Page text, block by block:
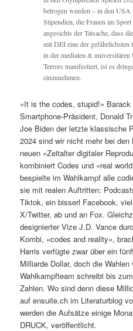
betrogen wurden – in den USA
Stipendien, die Frauen im Sport
angesichts der Tatsache, dass
mit DEI eine der gefährlichsten
in der medialen & universitären
Terrors manifestiert, ist es
einzunehmen.
«It is the codes, stupid!»
Smartphone-Präsident, Donald
Joe Biden der letzte klassische
2024 sind wir nicht mehr bei
neuen «Zeitalter digitaler
kombiniert Codes und «real
bespielte im Wahlkampf alle
sie mit realen Auftritten:
Tiktok, ein bisserl Facebook,
X/Twitter, ab und an Fox.
designierter Vize J.D. Vance
Kombi, «codes and reality»,
Harris verfügte zwar über ein
Milliarde Dollar, doch die
Wahlkampfteam schreibt bis
Zahlen. Wo sind denn diese
auf ensuite.ch im Literaturblog
werden die Aufsätze einige
DRUCK, veröffentlicht.